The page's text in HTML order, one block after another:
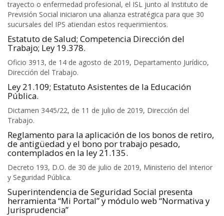
trayecto o enfermedad profesional, el ISL junto al Instituto de
Previsión Social iniciaron una alianza estratégica para que 30
sucursales del IPS atiendan estos requerimientos.
Estatuto de Salud; Competencia Dirección del
Trabajo; Ley 19.378.
Oficio 3913, de 14 de agosto de 2019, Departamento Jurídico,
Dirección del Trabajo.
Ley 21.109; Estatuto Asistentes de la Educación
Pública.
Dictamen 3445/22, de 11 de julio de 2019, Dirección del
Trabajo.
Reglamento para la aplicación de los bonos de retiro,
de antigüedad y el bono por trabajo pesado,
contemplados en la ley 21.135.
Decreto 193, D.O. de 30 de julio de 2019, Ministerio del Interior
y Seguridad Pública.
Superintendencia de Seguridad Social presenta
herramienta “Mi Portal” y módulo web “Normativa y
Jurisprudencia”